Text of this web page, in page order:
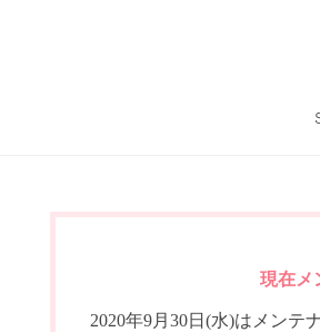
現在メ
2020年9月30日(水)はメンテ